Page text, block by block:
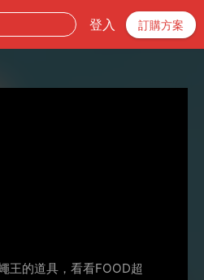
登入 訂購方案
王的道具，看看FOOD超